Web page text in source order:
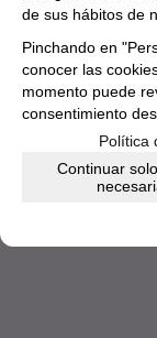
de sus hábitos de
Pinchando en
conocer las
momento puede
consentimiento
Política
Continuar